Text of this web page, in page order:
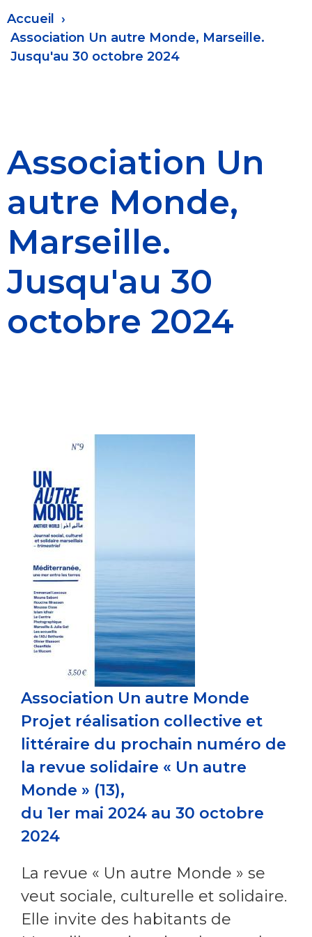
Fil
d'Ariane
Accueil
Association Un autre Monde, Marseille.
Jusqu'au 30 octobre 2024
Association Un
autre Monde,
Marseille.
Jusqu'au 30
octobre 2024
Association Un autre Monde
Projet réalisation collective et
littéraire du prochain numéro de
la revue solidaire « Un autre
Monde » (13),
du 1er mai 2024 au 30 octobre
2024
La revue « Un autre Monde » se
veut sociale, culturelle et solidaire.
Elle invite des habitants de